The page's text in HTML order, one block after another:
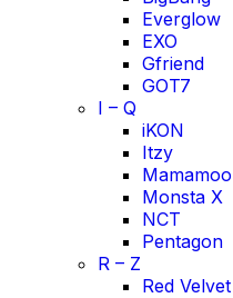
Everglow
EXO
Gfriend
GOT7
I – Q
iKON
Itzy
Mamamoo
Monsta X
NCT
Pentagon
R – Z
Red Velvet